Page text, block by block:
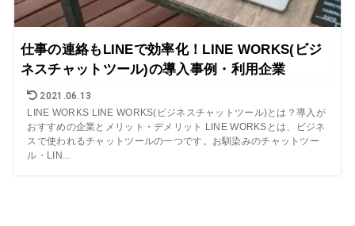
仕事の連絡もLINEで効率化！LINE WORKS(ビジ
ネスチャットツール)の導入事例・利用企業
2021.06.13
LINE WORKS LINE WORKS(ビジネスチャットツール)とは？導入が
おすすめの企業とメリット・デメリット LINE WORKSとは、ビジネ
スで使われるチャットツールの一つです。お馴染みのチャットツー
ル・LIN...